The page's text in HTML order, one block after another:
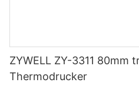
ZYWELL ZY-3311 80mm
Thermodrucker